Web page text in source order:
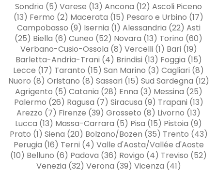
Sondrio (5) Varese (13) Ancona (12) Ascoli Piceno
(13) Fermo (2) Macerata (15) Pesaro e Urbino (17)
Campobasso (9) Isernia (1) Alessandria (22) Asti
(25) Biella (6) Cuneo (52) Novara (13) Torino (60)
Verbano-Cusio-Ossola (8) Vercelli (1) Bari (19)
Barletta-Andria-Trani (4) Brindisi (13) Foggia (15)
Lecce (17) Taranto (15) San Marino (3) Cagliari (8)
Nuoro (8) Oristano (8) Sassari (15) Sud Sardegna (12)
Agrigento (5) Catania (28) Enna (3) Messina (25)
Palermo (26) Ragusa (7) Siracusa (9) Trapani (13)
Arezzo (7) Firenze (39) Grosseto (8) Livorno (13)
Lucca (13) Massa-Carrara (5) Pisa (15) Pistoia (9)
Prato (1) Siena (20) Bolzano/Bozen (35) Trento (43)
Perugia (16) Terni (4) Valle d'Aosta/Vallée d'Aoste
(10) Belluno (6) Padova (36) Rovigo (4) Treviso (52)
Venezia (32) Verona (39) Vicenza (41)